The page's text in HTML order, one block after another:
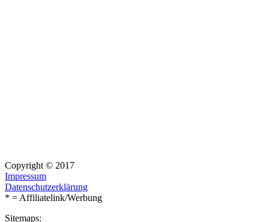
Copyright © 2017
Impressum
Datenschutzerklärung
* = Affiliatelink/Werbung
Sitemaps: